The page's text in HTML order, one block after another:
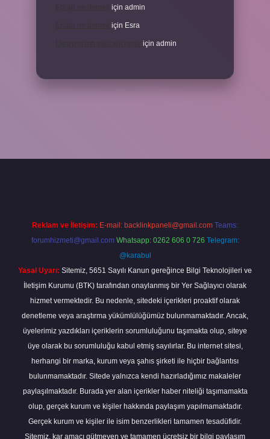
için admin
için Esra
için admin
Reklam ve İletişim: E-mail: backlinkpaneli@gmail.com Teams:
forumhizmeti@gmail.com Whatsapp: 0262 606 0 726 Telegram:
@karabul
Yasal Uyarı: Sitemiz, 5651 Sayılı Kanun gereğince Bilgi Teknolojileri ve
İletişim Kurumu (BTK) tarafından onaylanmış bir Yer Sağlayıcı olarak
hizmet vermektedir. Bu nedenle, sitedeki içerikleri proaktif olarak
denetleme veya araştırma yükümlülüğümüz bulunmamaktadır. Ancak,
üyelerimiz yazdıkları içeriklerin sorumluluğunu taşımakta olup, siteye
üye olarak bu sorumluluğu kabul etmiş sayılırlar. Bu internet sitesi,
herhangi bir marka, kurum veya şahıs şirketi ile hiçbir bağlantısı
bulunmamaktadır. Sitede yalnızca kendi hazırladığımız makaleler
paylaşılmaktadır. Burada yer alan içerikler haber niteliği taşımamakta
olup, gerçek kurum ve kişiler hakkında paylaşım yapılmamaktadır.
Gerçek kurum ve kişiler ile isim benzerlikleri tamamen tesadüfidir.
Sitemiz, kar amacı gütmeyen ve tamamen ücretsiz bir bilgi paylaşım